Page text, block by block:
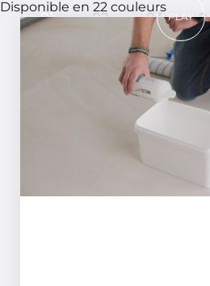
Disponible en 22 couleurs
PLAY
01 02 03
En 6 étapes, un
Traiter la surface avec le
MCG peut être appliqué
uniforme à l'aide d'une
rouleau en mousse. Le